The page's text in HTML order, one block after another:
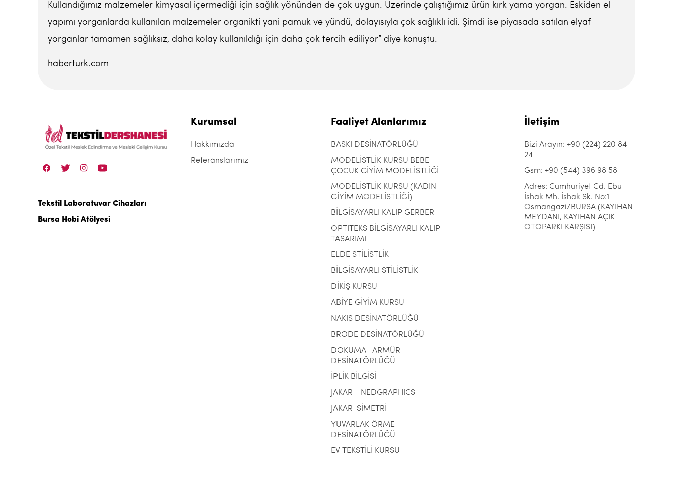
Kullandığımız malzemeler kimyasal içermediği için sağlık yönünden de çok uygun. Üzerinde çalıştığımız ürün kırk yama yorgan. Eskiden el
yapımı yorganlarda kullanılan malzemeler organikti yani pamuk ve yündü, dolayısıyla çok sağlıklı idi. Şimdi ise piyasada satılan elyaf
yorganlar tamamen sağlıksız, daha kolay kullanıldığı için daha çok tercih ediliyor” diye konuştu.
haberturk.com
Tekstil Laboratuvar Cihazları
Bursa Hobi Atölyesi
Kurumsal
Hakkımızda
Referanslarımız
Faaliyet Alanlarımız
BASKI DESİNATÖRLÜĞÜ
MODELİSTLİK KURSU BEBE -
ÇOCUK GİYİM MODELİSTLİĞİ
MODELİSTLİK KURSU (KADIN
GİYİM MODELİSTLİĞİ)
BİLGİSAYARLI KALIP GERBER
OPTITEKS BİLGİSAYARLI KALIP
TASARIMI
ELDE STİLİSTLİK
BİLGİSAYARLI STİLİSTLİK
DİKİŞ KURSU
ABİYE GİYİM KURSU
NAKIŞ DESİNATÖRLÜĞÜ
BRODE DESİNATÖRLÜĞÜ
DOKUMA- ARMÜR
DESİNATÖRLÜĞÜ
İPLİK BİLGİSİ
JAKAR - NEDGRAPHICS
JAKAR-SİMETRİ
YUVARLAK ÖRME
DESİNATÖRLÜĞÜ
EV TEKSTİLİ KURSU
İletişim
Bizi Arayın: +90 (224) 220 84
24
Gsm: +90 (544) 396 98 58
Adres: Cumhuriyet Cd. Ebu
İshak Mh. İshak Sk. No:1
Osmangazi/BURSA (KAYIHAN
MEYDANI, KAYIHAN AÇIK
OTOPARKI KARŞISI)